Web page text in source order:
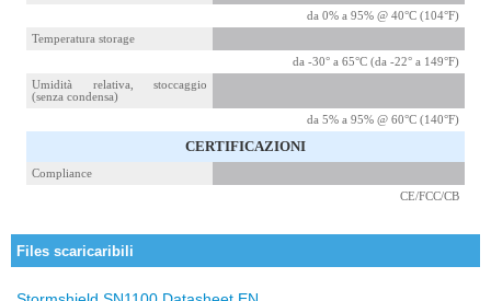
da 0% a 95% @ 40°C (104°F)
Temperatura storage
da -30° a 65°C (da -22° a 149°F)
Umidità relativa, stoccaggio
(senza condensa)
da 5% a 95% @ 60°C (140°F)
CERTIFICAZIONI
Compliance
CE/FCC/CB
Files scaricaribili